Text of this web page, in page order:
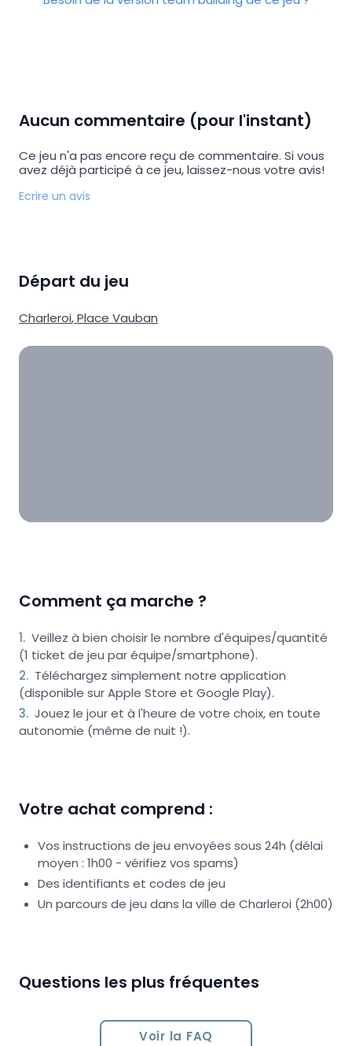
Aucun commentaire (pour l'instant)
Ce jeu n'a pas encore reçu de commentaire. Si vous
avez déjà participé à ce jeu, laissez-nous votre avis!
Ecrire un avis
Départ du jeu
Charleroi,Place Vauban
Comment ça marche ?
1. Veillez à bien choisir le nombre d'équipes/quantité
(1 ticket de jeu par équipe/smartphone).
2. Téléchargez simplement notre application
(disponible sur Apple Store et Google Play).
3. Jouez le jour et à l'heure de votre choix, en toute
autonomie (même de nuit !).
Votre achat comprend :
Vos instructions de jeu envoyées sous 24h (délai
moyen : 1h00 - vérifiez vos spams)
Des identifiants et codes de jeu
Un parcours de jeu dans la ville de Charleroi (2h00)
Questions les plus fréquentes
Voir la FAQ